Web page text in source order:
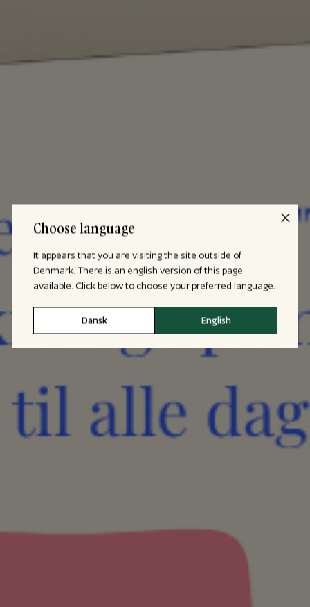
Choose language
It appears that you are visiting the site outside of
Denmark. There is an english version of this page
available. Click below to choose your preferred language.
Dansk English